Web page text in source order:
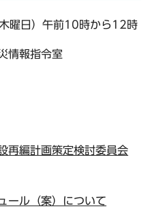
曜日）午前10時から12時
情報指令室
再編計画策定検討委員会
ール（案）について